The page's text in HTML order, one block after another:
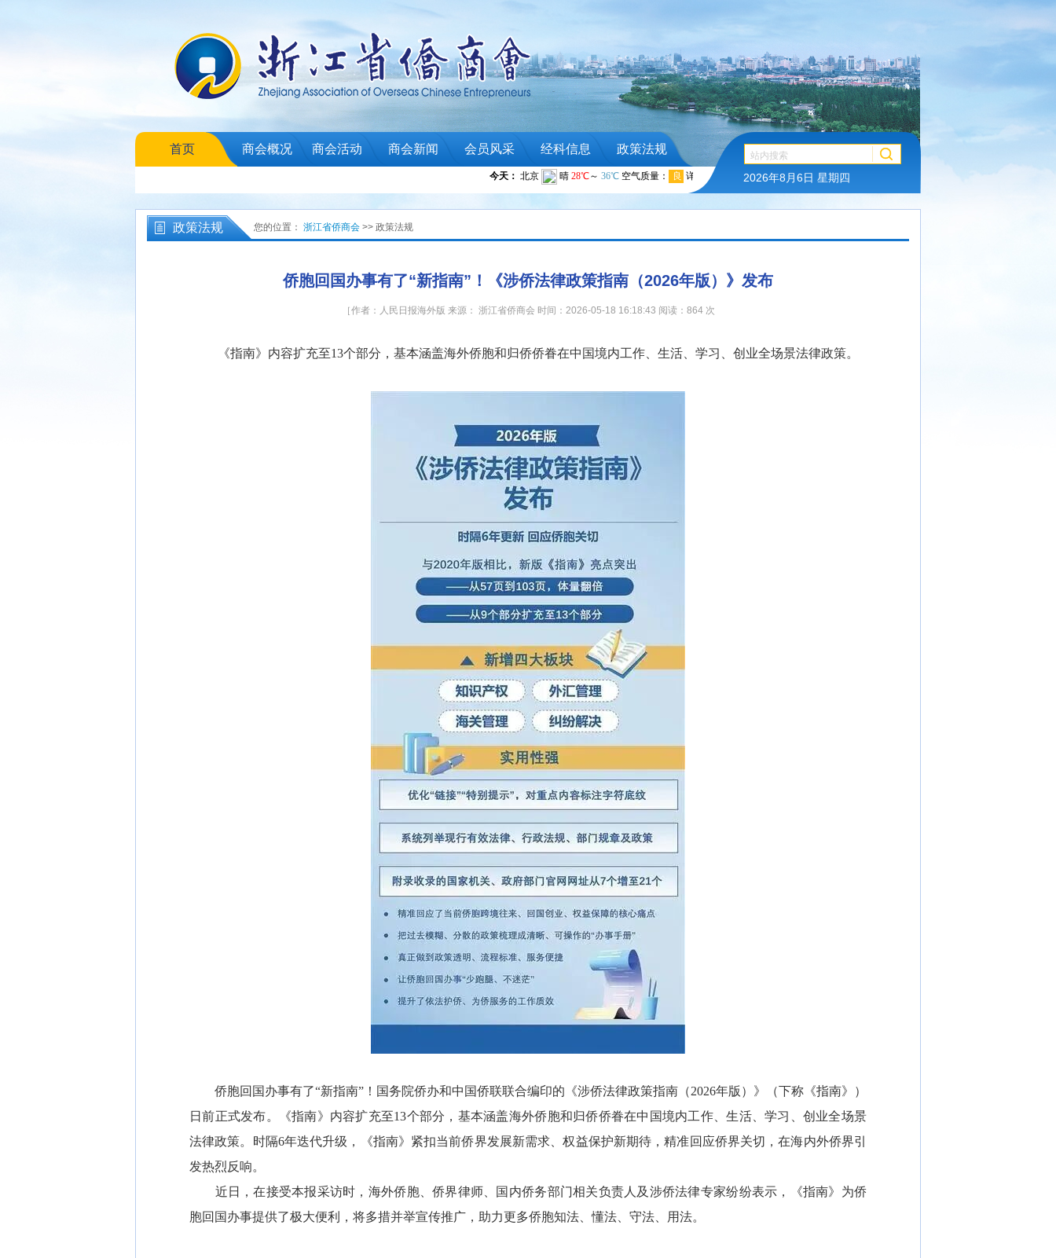
首页 商会概况 商会活动 商会新闻 会员风采 经科信息 政策法规
2026年8月6日 星期四
政策法规 您的位置： 浙江省侨商会 >> 政策法规
侨胞回国办事有了“新指南”！《涉侨法律政策指南（2026年版）》发布
［作者：人民日报海外版 来源： 浙江省侨商会 时间：2026-05-18 16:18:43 阅读：864 次
《指南》内容扩充至13个部分，基本涵盖海外侨胞和归侨侨眷在中国境内工作、生活、学习、创业全场景法律政策。
侨胞回国办事有了“新指南”！国务院侨办和中国侨联联合编印的《涉侨法律政策指南（2026年版）》（下称《指南》）
日前正式发布。《指南》内容扩充至13个部分，基本涵盖海外侨胞和归侨侨眷在中国境内工作、生活、学习、创业全场景
法律政策。时隔6年迭代升级，《指南》紧扣当前侨界发展新需求、权益保护新期待，精准回应侨界关切，在海内外侨界引
发热烈反响。
近日，在接受本报采访时，海外侨胞、侨界律师、国内侨务部门相关负责人及涉侨法律专家纷纷表示，《指南》为侨
胞回国办事提供了极大便利，将多措并举宣传推广，助力更多侨胞知法、懂法、守法、用法。